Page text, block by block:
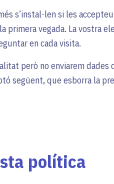
s’instal·len si les
vegada. La vostra
en cada visita.
però no enviarem dades
següent, que esborra la
política